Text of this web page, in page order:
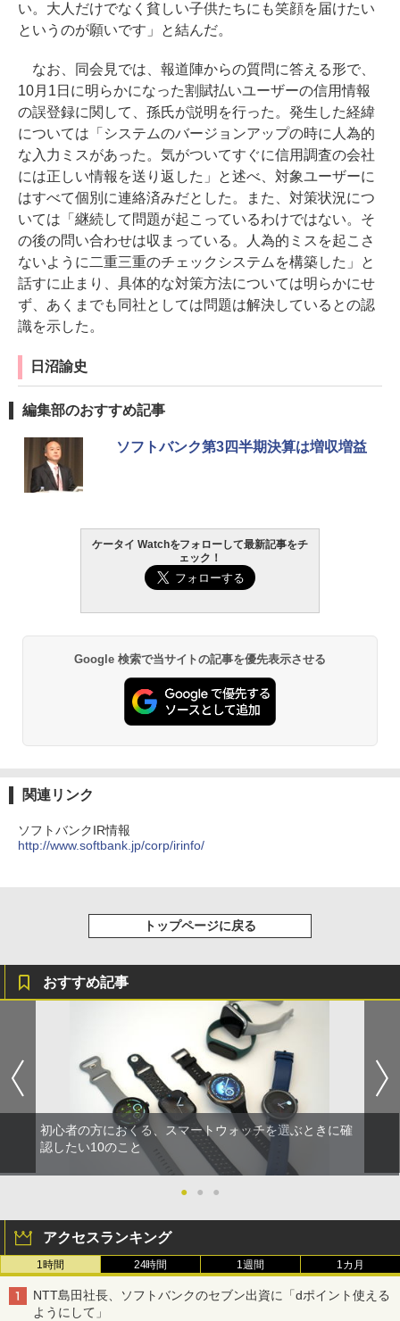
い。大人だけでなく貧しい子供たちにも笑顔を届けたい
というのが願いです」と結んだ。
なお、同会見では、報道陣からの質問に答える形で、
10月1日に明らかになった割賦払いユーザーの信用情報
の誤登録に関して、孫氏が説明を行った。発生した経緯
については「システムのバージョンアップの時に人為的
な入力ミスがあった。気がついてすぐに信用調査の会社
には正しい情報を送り返した」と述べ、対象ユーザーに
はすべて個別に連絡済みだとした。また、対策状況につ
いては「継続して問題が起こっているわけではない。そ
の後の問い合わせは収まっている。人為的ミスを起こさ
ないように二重三重のチェックシステムを構築した」と
話すに止まり、具体的な対策方法については明らかにせ
ず、あくまでも同社としては問題は解決しているとの認
識を示した。
日沼諭史
編集部のおすすめ記事
ソフトバンク第3四半期決算は増収増益
ケータイ Watchをフォローして最新記事をチ
ェック！
Google 検索で当サイトの記事を優先表示させる
関連リンク
ソフトバンクIR情報
http://www.softbank.jp/corp/irinfo/
トップページに戻る
おすすめ記事
初心者の方におくる、スマートウォッチを選ぶときに確
認したい10のこと
● ● ●
アクセスランキング
1時間 24時間 1週間 1カ月
NTT島田社長、ソフトバンクのセブン出資に「dポイント使える
ようにして」